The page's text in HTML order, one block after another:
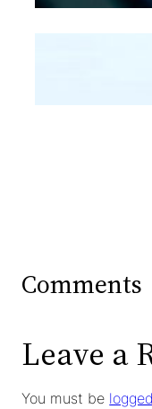
Comments
Leave a
You must be